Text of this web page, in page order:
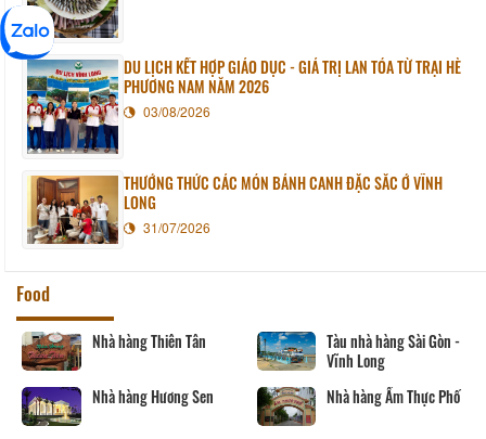
DU LỊCH KẾT HỢP GIÁO DỤC - GIÁ TRỊ LAN TỎA TỪ TRẠI HÈ
PHƯƠNG NAM NĂM 2026
03/08/2026
THƯỞNG THỨC CÁC MÓN BÁNH CANH ĐẶC SẮC Ở VĨNH
LONG
31/07/2026
Food
Nhà hàng Thiên Tân
Tàu nhà hàng Sài Gòn -
Vĩnh Long
Nhà hàng Hương Sen
Nhà hàng Ẩm Thực Phố